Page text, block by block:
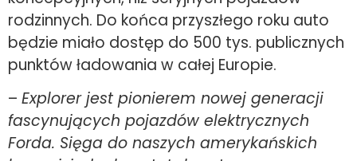
rodzinnych. Do końca przyszłego roku auto
będzie miało dostęp do 500 tys. publicznych
punktów ładowania w całej Europie.
– Explorer jest pionierem nowej generacji
fascynujących pojazdów elektrycznych
Forda. Sięga do naszych amerykańskich